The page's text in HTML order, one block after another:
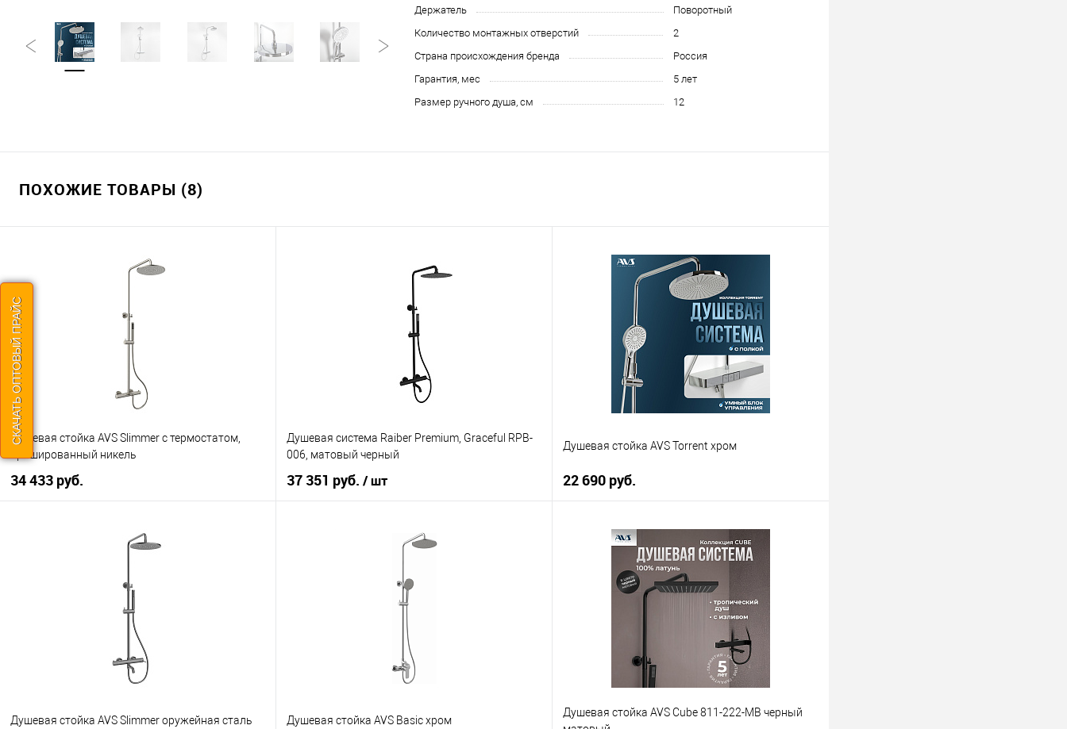
Держатель
Поворотный
Количество монтажных отверстий
2
Страна происхождения бренда
Россия
Гарантия, мес
5 лет
Размер ручного душа, см
12
ПОХОЖИЕ ТОВАРЫ (8)
Душевая стойка AVS Slimmer с термостатом,
брашированный никель
34 433 руб.
Душевая система Raiber Premium, Graceful RPB-
006, матовый черный
37 351 руб. / шт
Душевая стойка AVS Torrent хром
22 690 руб.
Купить в 1 клик
В избранное
В наличии
Душевая стойка AVS Slimmer оружейная сталь Душевая стойка AVS Basic хром
Душевая стойка AVS Cube 811-222-MB черный
СКАЧАТЬ ОПТОВЫЙ ПРАЙС